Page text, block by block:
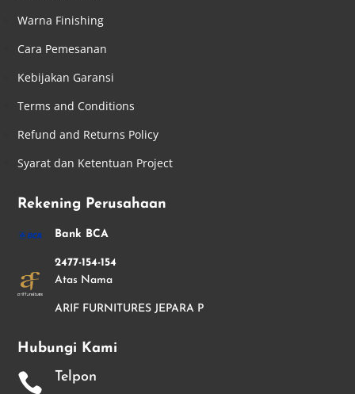
Warna Finishing
Cara Pemesanan
Kebijakan Garansi
Terms and Conditions
Refund and Returns Policy
Syarat dan Ketentuan Project
Rekening Perusahaan
Bank BCA
2477-154-154
Atas Nama
ARIF FURNITURES JEPARA P
Hubungi Kami
 Telpon